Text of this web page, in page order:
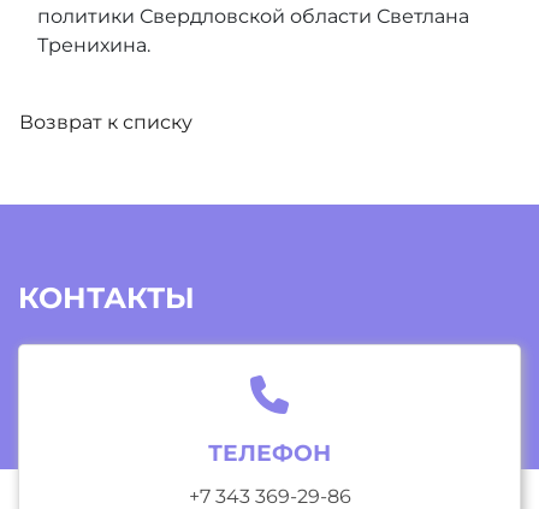
политики Свердловской области Светлана
Тренихина.
Возврат к списку
КОНТАКТЫ
ТЕЛЕФОН
+7 343 369-29-86